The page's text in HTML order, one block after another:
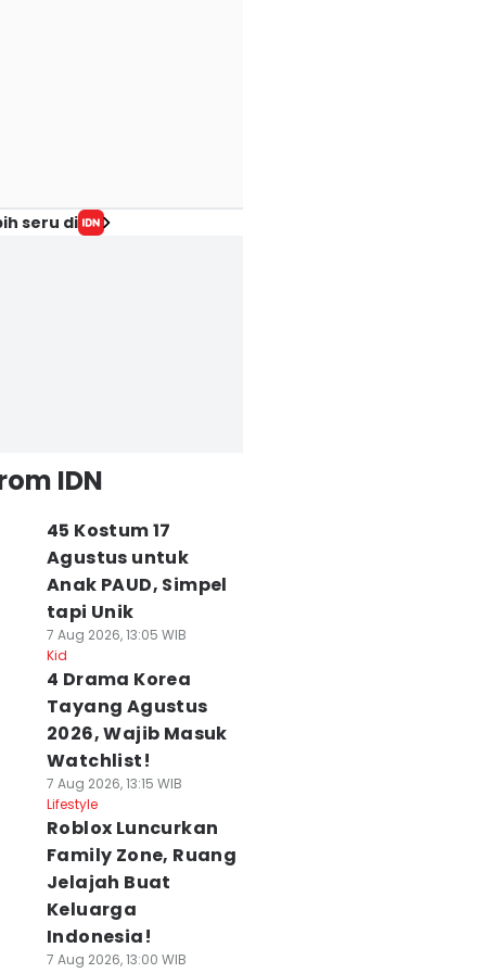
seru di
IDN
45 Kostum 17
Agustus untuk
Anak PAUD, Simpel
tapi Unik
7 Aug 2026, 13:05 WIB
Kid
4 Drama Korea
Tayang Agustus
2026, Wajib Masuk
Watchlist!
7 Aug 2026, 13:15 WIB
Lifestyle
Roblox Luncurkan
Family Zone, Ruang
Jelajah Buat
Keluarga
Indonesia!
7 Aug 2026, 13:00 WIB